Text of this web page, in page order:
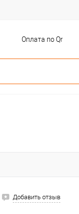
Оплата по Qr
Добавить отзыв